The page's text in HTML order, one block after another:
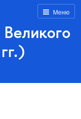
Меню